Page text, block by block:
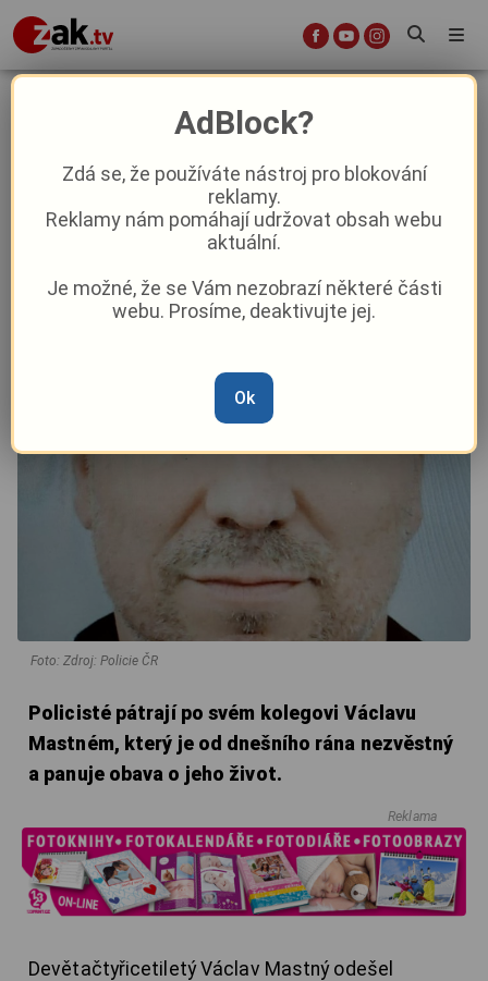
Velké pátrání na Domažlicku.
Pohřešuje se policista Václav,
může být ohrožen na životě!
Krimi
Marie Osvaldová –24. 1. 2025|12:00
Foto: Zdroj: Policie ČR
Policisté pátrají po svém kolegovi Václavu
Mastném, který je od dnešního rána nezvěstný
a panuje obava o jeho život.
Reklama
Devětačtyřicetiletý Václav Mastný odešel
AdBlock?
Zdá se, že používáte nástroj pro blokování
reklamy.
Reklamy nám pomáhají udržovat obsah webu
aktuální.
Je možné, že se Vám nezobrazí některé části
webu. Prosíme, deaktivujte jej.
Ok